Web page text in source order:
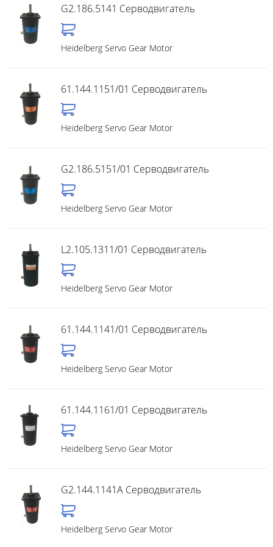
G2.186.5141 Серводвигатель
Heidelberg Servo Gear Motor
61.144.1151/01 Серводвигатель
Heidelberg Servo Gear Motor
G2.186.5151/01 Серводвигатель
Heidelberg Servo Gear Motor
L2.105.1311/01 Серводвигатель
Heidelberg Servo Gear Motor
61.144.1141/01 Серводвигатель
Heidelberg Servo Gear Motor
61.144.1161/01 Серводвигатель
Heidelberg Servo Gear Motor
G2.144.1141A Серводвигатель
Heidelberg Servo Gear Motor